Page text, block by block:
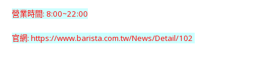
營業時間: 8:00~22:00
官網: https://www.barista.com.tw/News/Detail/102